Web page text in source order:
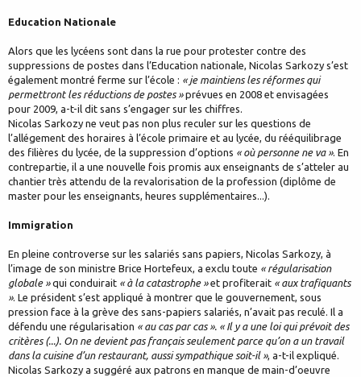
Education Nationale
Alors que les lycéens sont dans la rue pour protester contre des
suppressions de postes dans l’Education nationale, Nicolas Sarkozy s’est
également montré ferme sur l’école : « je maintiens les réformes qui
permettront les réductions de postes »prévues en 2008 et envisagées
pour 2009, a-t-il dit sans s’engager sur les chiffres.
Nicolas Sarkozy ne veut pas non plus reculer sur les questions de
l’allégement des horaires à l’école primaire et au lycée, du rééquilibrage
des filières du lycée, de la suppression d’options « où personne ne va ». En
contrepartie, il a une nouvelle fois promis aux enseignants de s’atteler au
chantier très attendu de la revalorisation de la profession (diplôme de
master pour les enseignants, heures supplémentaires...).
Immigration
En pleine controverse sur les salariés sans papiers, Nicolas Sarkozy, à
l’image de son ministre Brice Hortefeux, a exclu toute « régularisation
globale »qui conduirait « à la catastrophe »et profiterait « aux trafiquants
». Le président s’est appliqué à montrer que le gouvernement, sous
pression face à la grève des sans-papiers salariés, n’avait pas reculé. Il a
défendu une régularisation « au cas par cas ». « Il y a une loi qui prévoit des
critères (...). On ne devient pas français seulement parce qu’on a un travail
dans la cuisine d’un restaurant, aussi sympathique soit-il », a-t-il expliqué.
Nicolas Sarkozy a suggéré aux patrons en manque de main-d’oeuvre